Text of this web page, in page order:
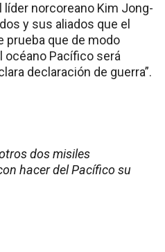
líder norcoreano Kim Jong-
y sus aliados que el
prueba que de modo
océano Pacífico será
declaración de guerra”.
dos misiles
hacer del Pacífico su